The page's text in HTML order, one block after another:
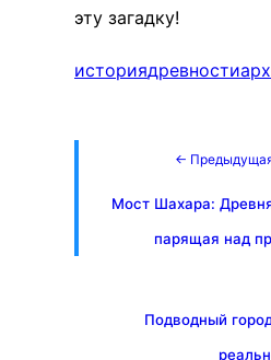
эту загадку!
историядревности
← Предыдущая
Мост Шахара:
парящая над
Подводный